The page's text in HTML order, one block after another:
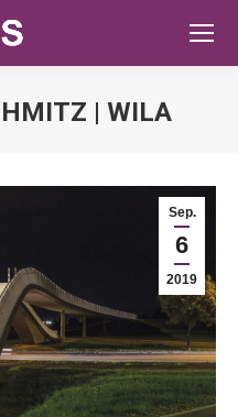
| WILA
Sep.
6
2019